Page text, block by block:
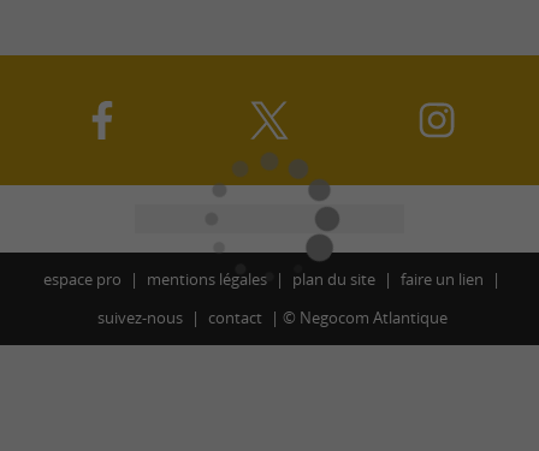
espace pro mentions légales plan du site
faire un lien
suivez-nous
contact © Negocom Atlantique